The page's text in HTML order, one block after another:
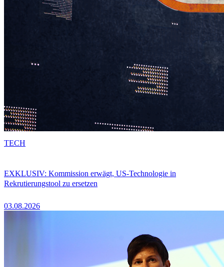
EXKLUSIV: Kommission erwägt, US-Technologie in
Rekrutierungstool zu ersetzen
03.08.2026
TECH